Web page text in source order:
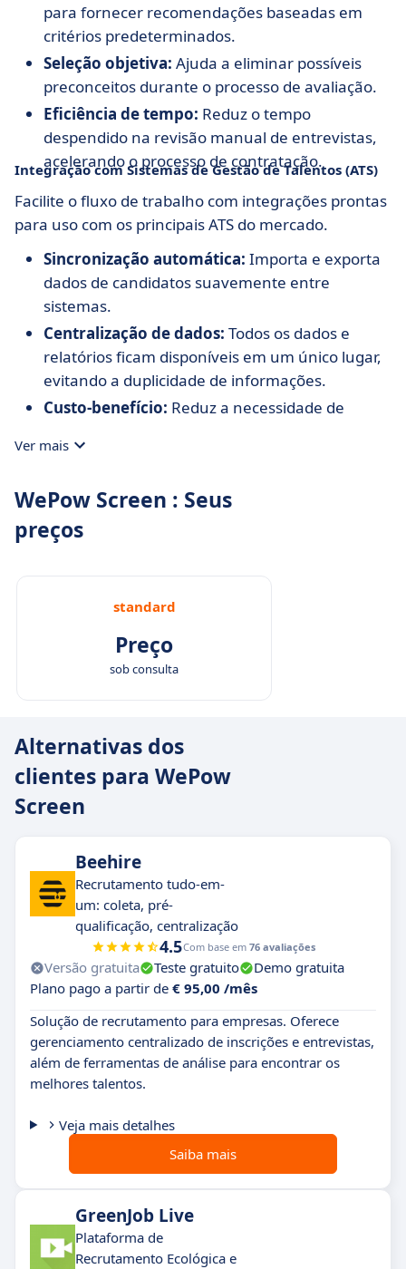
para fornecer recomendações baseadas em
critérios predeterminados.
Seleção objetiva: Ajuda a eliminar possíveis
preconceitos durante o processo de avaliação.
Eficiência de tempo: Reduz o tempo
despendido na revisão manual de entrevistas,
acelerando o processo de contratação.
Integração com Sistemas de Gestão de Talentos (ATS)
Facilite o fluxo de trabalho com integrações prontas
para uso com os principais ATS do mercado.
Sincronização automática: Importa e exporta
dados de candidatos suavemente entre
sistemas.
Centralização de dados: Todos os dados e
relatórios ficam disponíveis em um único lugar,
evitando a duplicidade de informações.
Custo-benefício: Reduz a necessidade de
sistema.
Ver mais
WePow Screen : Seus
preços
standard
Preço
sob consulta
Alternativas dos
clientes para WePow
Screen
Beehire
Recrutamento tudo-em-
um: coleta, pré-
qualificação, centralização
4.5Com base em 76 avaliações
Versão gratuita Teste gratuito
Demo gratuita
Plano pago a partir de € 95,00 /mês
Solução de recrutamento para empresas. Oferece
gerenciamento centralizado de inscrições e entrevistas,
além de ferramentas de análise para encontrar os
melhores talentos.
Veja mais detalhes
Saiba mais
GreenJob Live
Plataforma de
Recrutamento Ecológica e